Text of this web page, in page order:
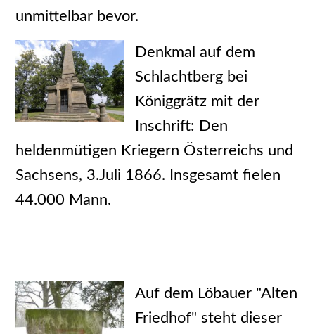
unmittelbar bevor.
Denkmal auf dem
Schlachtberg bei
Königgrätz mit der
Inschrift: Den
heldenmütigen Kriegern Österreichs und
Sachsens, 3.Juli 1866. Insgesamt fielen
44.000 Mann.
Auf dem Löbauer "Alten
Friedhof" steht dieser